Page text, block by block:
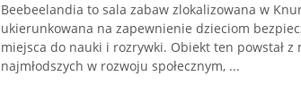
Beebeelandia to sala zabaw zlokalizowana w
ukierunkowana na zapewnienie dzieciom
miejsca do nauki i rozrywki. Obiekt ten powstał z
najmłodszych w rozwoju społecznym, ...